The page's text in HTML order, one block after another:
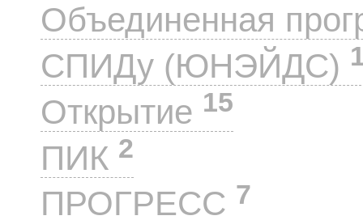
Объединенная
СПИДу (ЮНЭЙДС)
Открытие 15
ПИК 2
ПРОГРЕСС 7